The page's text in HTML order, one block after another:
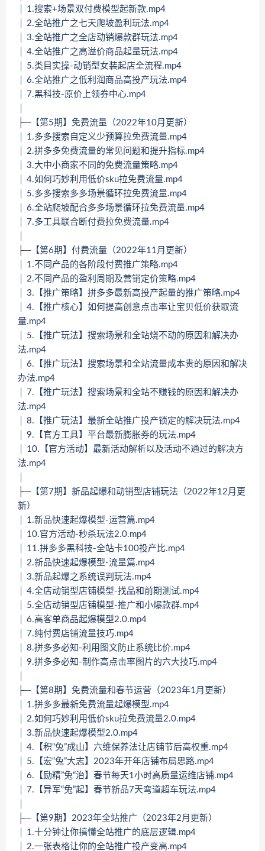
│ 1.搜索+场景双付费模型起新款.mp4
│ 2.全站推广之七天爬坡盈利玩法.mp4
│ 3.全站推广之全店动销爆款群玩法.mp4
│ 4.全站推广之高溢价商品起量玩法.mp4
│ 5.类目实操-动销型女装起店全流程.mp4
│ 6.全站推广之低利润商品高投产玩法.mp4
│ 7.黑科技-原价上领券中心.mp4
├─【第5期】免费流量（2022年10月更新）
│ 1.多多搜索自定义少预算拉免费流量.mp4
│ 2.拼多多免费流量的常见问题和提升指标.mp4
│ 3.大中小商家不同的免费流量策略.mp4
│ 4.如何巧妙利用低价sku拉免费流量.mp4
│ 5.多多搜索多多场景循环拉免费流量.mp4
│ 6.全站爬坡配合多多场景循环拉免费流量.mp4
│ 7.多工具联合断付费拉免费流量.mp4
├─【第6期】付费流量（2022年11月更新）
│ 1.不同产品的各阶段付费推广策略.mp4
│ 2.不同产品的盈利周期及营销定价策略.mp4
│ 3.【推广策略】拼多多最新高投产起量的推广策略.mp4
│ 4.【推广核心】如何提高创意点击率让宝贝低价获取流
量.mp4
│ 5.【推广玩法】搜索场景和全站烧不动的原因和解决办
法.mp4
│ 6.【推广玩法】搜索场景和全站流量成本贵的原因和解决
办法.mp4
│ 7.【推广玩法】搜索场景和全站不赚钱的原因和解决办
法.mp4
│ 8.【推广玩法】最新全站推广投产锁定的解决玩法.mp4
│ 9.【官方工具】平台最新膨胀券的玩法.mp4
│ 10.【官方活动】最新活动解析以及活动不通过的解决方
法.mp4
├─【第7期】新品起爆和动销型店铺玩法（2022年12月更
新）
│ 1.新品快速起爆模型-运营篇.mp4
│ 10.官方活动-秒杀玩法2.0.mp4
│ 11.拼多多黑科技-全站卡100投产比.mp4
│ 2.新品快速起爆模型-流量篇.mp4
│ 3.新品起爆之系统误判玩法.mp4
│ 4.全店动销型店铺模型-找品和前期测试.mp4
│ 5.全店动销型店铺模型-推广和小爆款群.mp4
│ 6.高客单商品起爆模型2.0.mp4
│ 7.纯付费店铺流量技巧.mp4
│ 8.拼多多必知-利用图文防止系统比价.mp4
│ 9.拼多多必知-制作高点击率图片的六大技巧.mp4
├─【第8期】免费流量和春节运营（2023年1月更新）
│ 1.拼多多最新免费流量起爆模型.mp4
│ 2.如何巧妙利用低价sku拉免费流量2.0.mp4
│ 3.新品快速起爆模型2.0.mp4
│ 4.【积“兔”成山】六维保养法让店铺节后高权重.mp4
│ 5.【宏“兔”大志】2023年开年店铺布局思路.mp4
│ 6.【励精”兔“治】春节每天1小时高质量运维店铺.mp4
│ 7.【异军“兔”起】春节新品7天弯道超车玩法.mp4
├─【第9期】2023年全站推广（2023年2月更新）
│ 1.十分钟让你搞懂全站推广的底层逻辑.mp4
│ 2.一张表格让你的全站推广投产变高.mp4